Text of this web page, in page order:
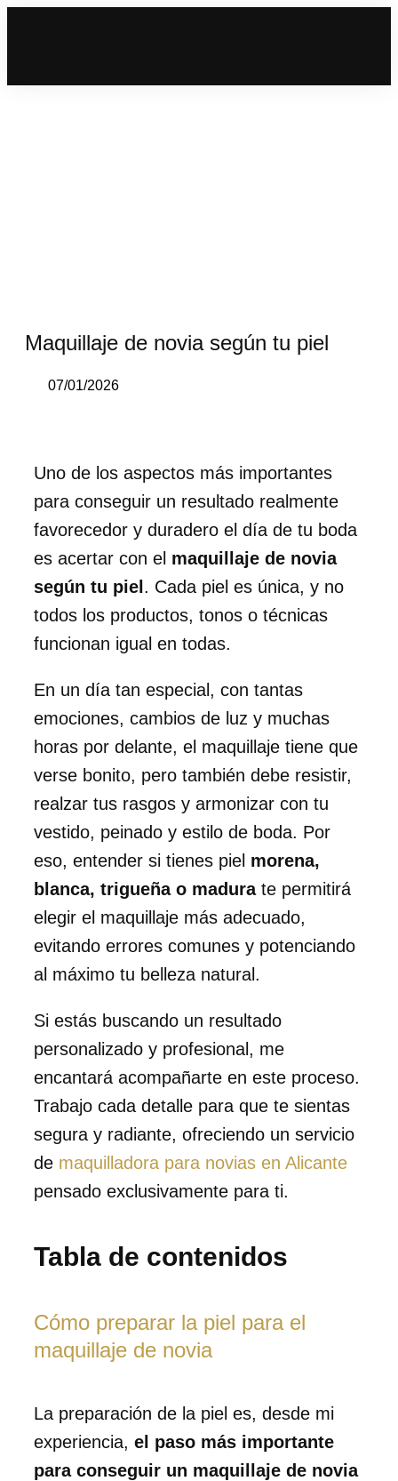
Maquillaje de novia según tu piel
07/01/2026
Uno de los aspectos más importantes
para conseguir un resultado realmente
favorecedor y duradero el día de tu boda
es acertar con el maquillaje de novia
según tu piel . Cada piel es única, y no
todos los productos, tonos o técnicas
funcionan igual en todas.
En un día tan especial, con tantas
emociones, cambios de luz y muchas
horas por delante, el maquillaje tiene que
verse bonito, pero también debe resistir,
realzar tus rasgos y armonizar con tu
vestido, peinado y estilo de boda. Por
eso, entender si tienes piel morena,
blanca, trigueña o madurate permitirá
elegir el maquillaje más adecuado,
evitando errores comunes y potenciando
al máximo tu belleza natural.
Si estás buscando un resultado
personalizado y profesional, me
encantará acompañarte en este proceso.
Trabajo cada detalle para que te sientas
segura y radiante, ofreciendo un servicio
de maquilladora para novias en Alicante
pensado exclusivamente para ti.
Tabla de contenidos
Cómo preparar la piel para el
maquillaje de novia
La preparación de la piel es, desde mi
experiencia, el paso más importante
para conseguir un maquillaje de novia